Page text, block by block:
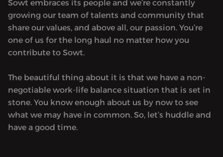
Sowt embraces its people and we’re constantly
growing our team of talents and community that
share our values, and above all, our passion. You’re
one of us for the long haul no matter how you
contribute to Sowt.
The beautiful thing about it is that we have a non-
negotiable work-life balance situation that is set in
stone. You know enough about us by now to see
what we may have in common. So, let’s huddle and
have a good time.